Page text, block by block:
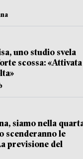
uno studio svela
scossa: «Attivata
siamo nella
scenderanno le
previsione del